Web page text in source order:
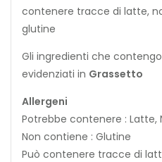
contenere tracce di latte,
glutine
Gli ingredienti che
evidenziati in Grassetto
Allergeni
Potrebbe contenere : Latte,
Non contiene : Glutine
Può contenere tracce di